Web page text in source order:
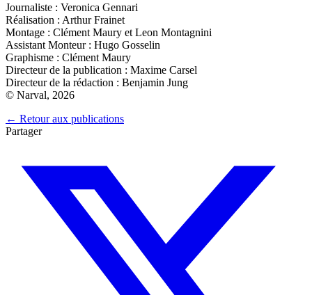
Journaliste : Veronica Gennari
Réalisation : Arthur Frainet
Montage : Clément Maury et Leon Montagnini
Assistant Monteur : Hugo Gosselin
Graphisme : Clément Maury
Directeur de la publication : Maxime Carsel
Directeur de la rédaction : Benjamin Jung
© Narval, 2026
← Retour aux publications
Partager